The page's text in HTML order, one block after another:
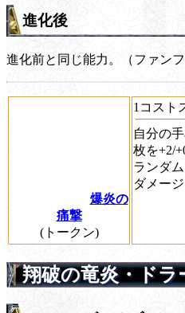
進化後
進化前と同じ能力。（ファン
爆炎の
痛撃
(トークン)
1コスト
自分の
枚を+2/
ランダ
ダメージ
翔破の竜炎・ドラ